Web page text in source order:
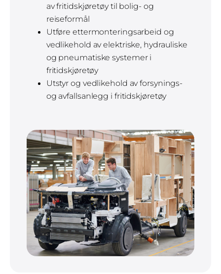
av fritidskjøretøy til bolig- og
reiseformål
Utføre ettermonteringsarbeid og
vedlikehold av elektriske, hydrauliske
og pneumatiske systemer i
fritidskjøretøy
Utstyr og vedlikehold av forsynings-
og avfallsanlegg i fritidskjøretøy